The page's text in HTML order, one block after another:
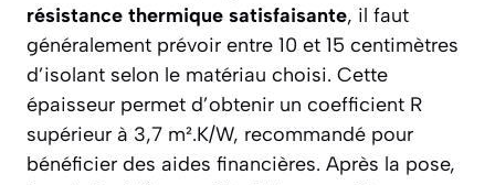
résistance thermique satisfaisante, il faut
généralement prévoir entre 10 et 15 centimètres
d’isolant selon le matériau choisi. Cette
épaisseur permet d’obtenir un coefficient R
supérieur à 3,7 m².K/W, recommandé pour
bénéficier des aides financières. Après la pose,